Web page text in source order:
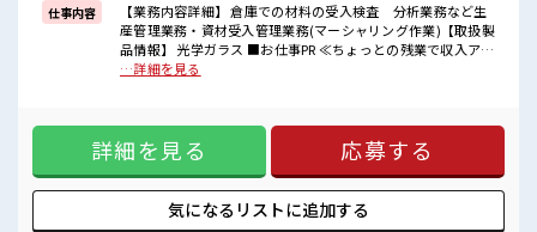
■職場の雰囲気
20代の若い世代がたくさん活躍中の活気ある職場！
一息つける休憩スペースもあります！
仕事内容
【業務内容詳細】 倉庫での材料の受入検査 分析業務など生
産管理業務・資材受入管理業務(マーシャリング作業)【取扱製
品情報】 光学ガラス ■お仕事PR ≪ちょっとの残業で収入アッ
プ≫ 残業は月20時間未満で、 ほどよく稼げます♪ ≪土日祝休
新しいことにチャレンジするのは不安だけど、 しっかり働く
環境が整っています！ イチからスキルUP・ステップUP目指
していきましょう！ ≪様々なお仕事をご提案≫ 一人で悩まず
気軽に相談できる、 派遣のお仕事です！ ■職場の雰囲気 20代
の若い世代がたくさん活躍中の活気ある職場！ 一息つける休
憩スペースもあります！ ロッカーあり！ 安心してお仕事に集
…詳細を見る
詳細を見る 応募する
気になるリストに追加する